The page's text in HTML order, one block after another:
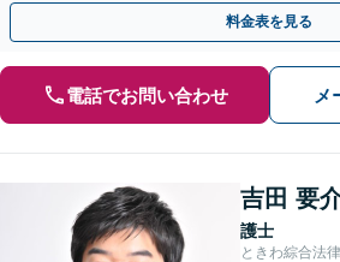
eb面談可】【千葉中央駅5分】
料金表を見る
電話でお問い合わせ メ
吉田 要
護士
ときわ綜合法